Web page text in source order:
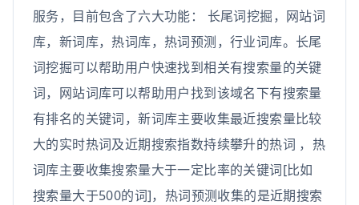
服务，目前包含了六大功能： 长尾词挖掘，网站词
库，新词库，热词库，热词预测，行业词库。长尾
词挖掘可以帮助用户快速找到相关有搜索量的关键
词，网站词库可以帮助用户找到该域名下有搜索量
有排名的关键词，新词库主要收集最近搜索量比较
大的实时热词及近期搜索指数持续攀升的热词 ，热
词库主要收集搜索量大于一定比率的关键词[比如
搜索量大于500的词]，热词预测收集的是近期搜索